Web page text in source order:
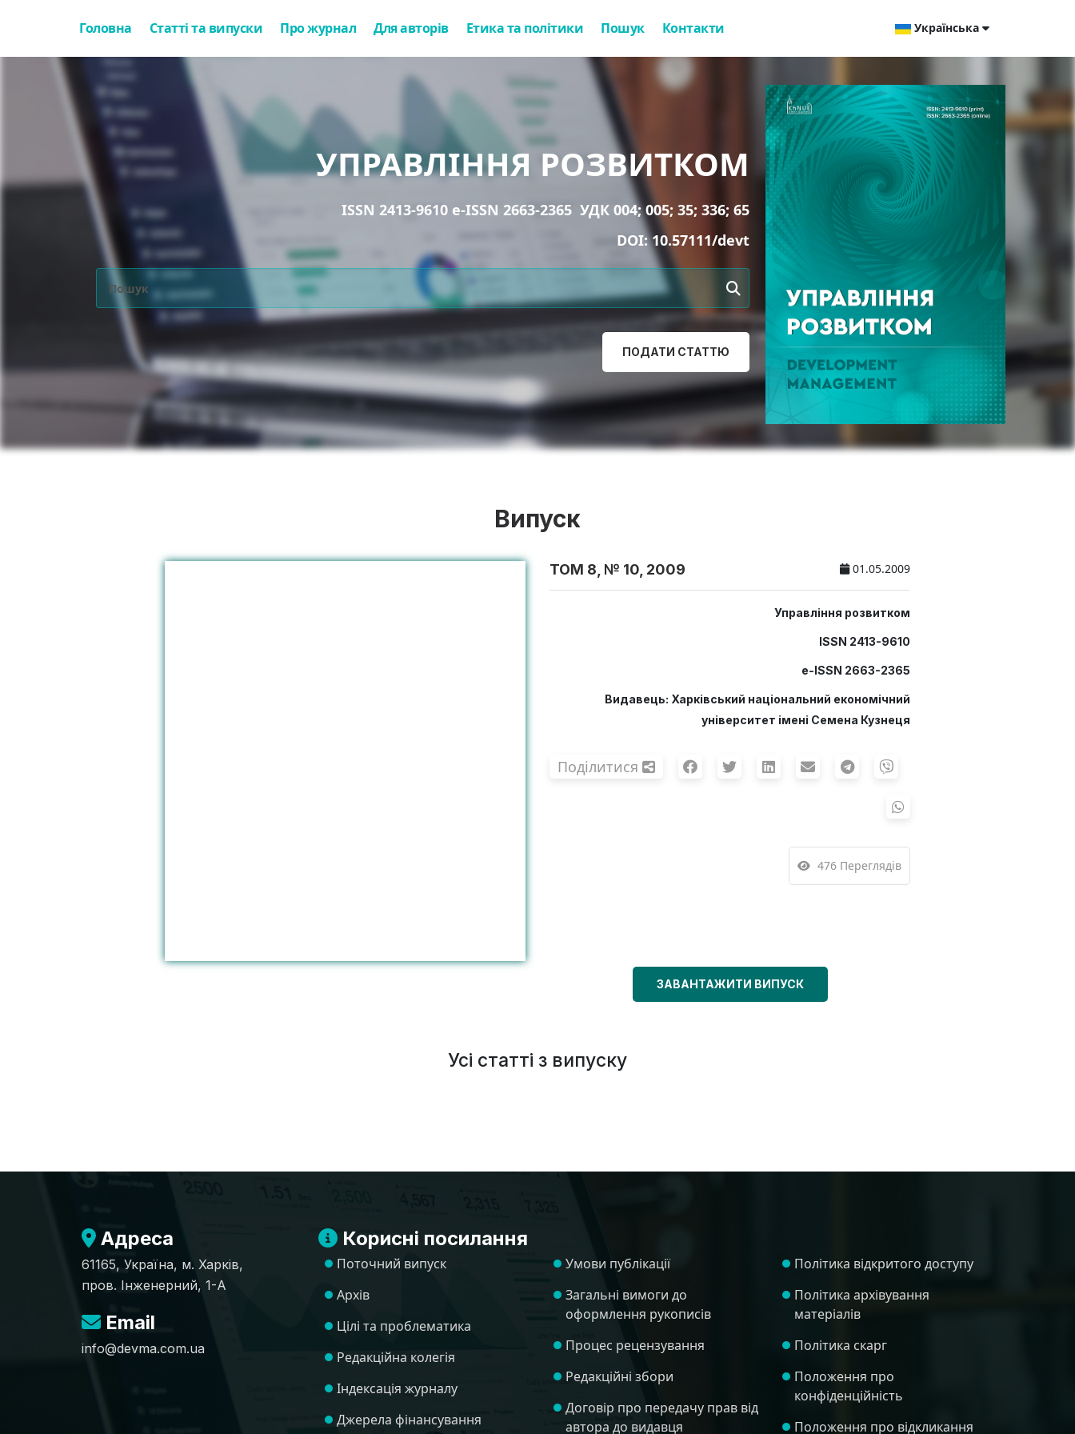
Головна Статті та випуски Про журнал Для авторів Етика та політики Пошук Контакти Українська
УПРАВЛІННЯ РОЗВИТКОМ
ISSN 2413-9610 e-ISSN 2663-2365 УДК 004; 005; 35; 336; 65
DOI:10.57111/devt
ПОДАТИ СТАТТЮ
Випуск
ТОМ 8, № 10, 2009 01.05.2009
Управління розвитком
ISSN 2413-9610
e-ISSN 2663-2365
Видавець: Харківський національний економічний
університет імені Семена Кузнеця
Поділитися
476 Переглядів
ЗАВАНТАЖИТИ ВИПУСК
Усі статті з випуску
Адреса
61165, Україна, м. Харків,
пров. Інженерний, 1-А
Email
info@devma.com.ua
Корисні посилання
Поточний випуск
Архів
Цілі та проблематика
Редакційна колегія
Індексація журналу
Джерела фінансування
Умови публікації
Загальні вимоги до
оформлення рукописів
Процес рецензування
Редакційні збори
Договір про передачу прав від
автора до видавця
Політика відкритого доступу
Політика архівування
матеріалів
Політика скарг
Положення про
конфіденційність
Положення про відкликання